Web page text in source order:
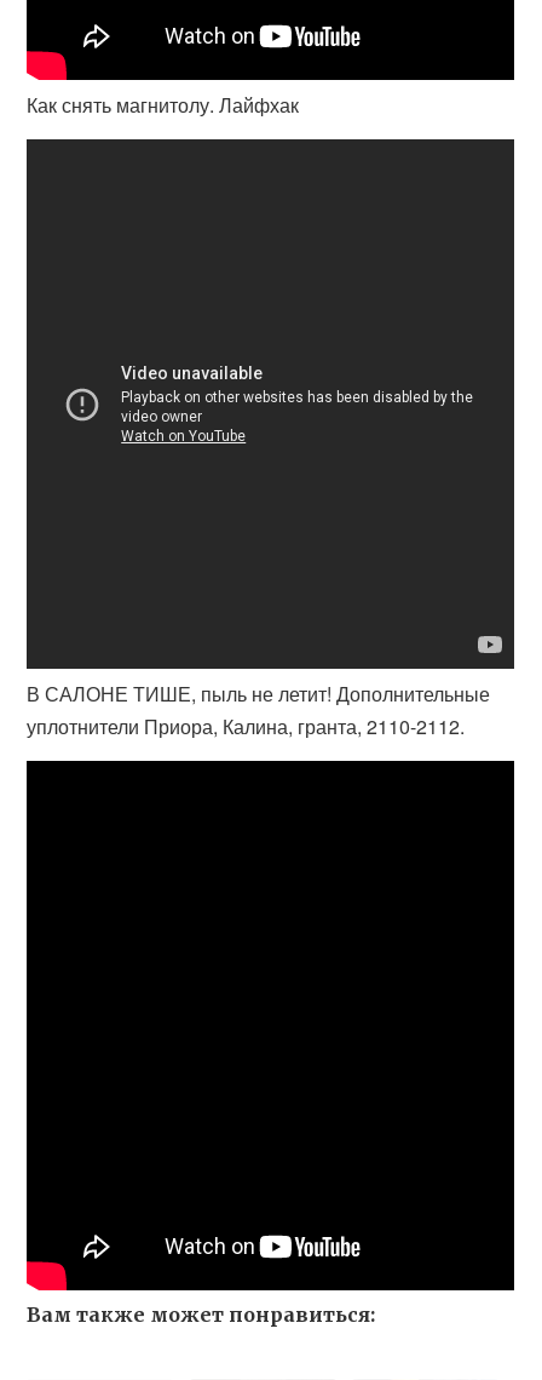
Как снять магнитолу. Лайфхак
В САЛОНЕ ТИШЕ, пыль не летит! Дополнительные
уплотнители Приора, Калина, гранта, 2110-2112.
Вам также может понравиться: